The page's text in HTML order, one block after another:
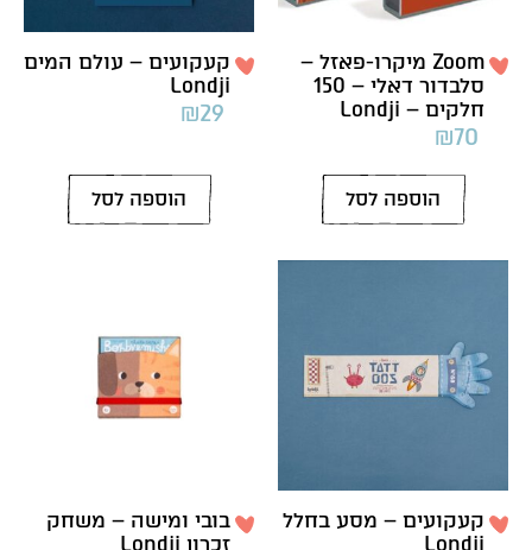
Zoom מיקרו-פאזל –
סלבדור דאלי – 150
חלקים – Londji
₪70
הוספה לסל
קעקועים – עולם המים
Londji
₪29
הוספה לסל
קעקועים – מסע בחלל
Londji
בובי ומישה – משחק
זכרון Londji